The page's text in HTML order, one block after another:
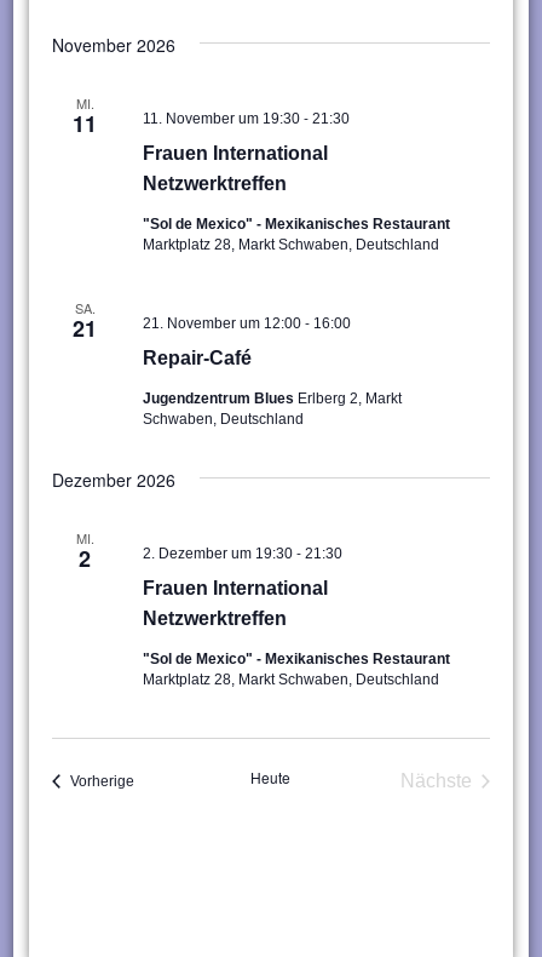
November 2026
MI.
11
Frauen International
Netzwerktreffen
11. November um 19:30 -21:30
"Sol de Mexico" - Mexikanisches Restaurant
Marktplatz 28, Markt Schwaben, Deutschland
SA.
21
Repair-Café
21. November um 12:00 - 16:00
Jugendzentrum Blues Erlberg 2, Markt
Schwaben, Deutschland
Dezember 2026
MI.
2
Frauen International
Netzwerktreffen
2. Dezember um 19:30 -21:30
"Sol de Mexico" - Mexikanisches Restaurant
Marktplatz 28, Markt Schwaben, Deutschland
Vorherige Heute
Nächste